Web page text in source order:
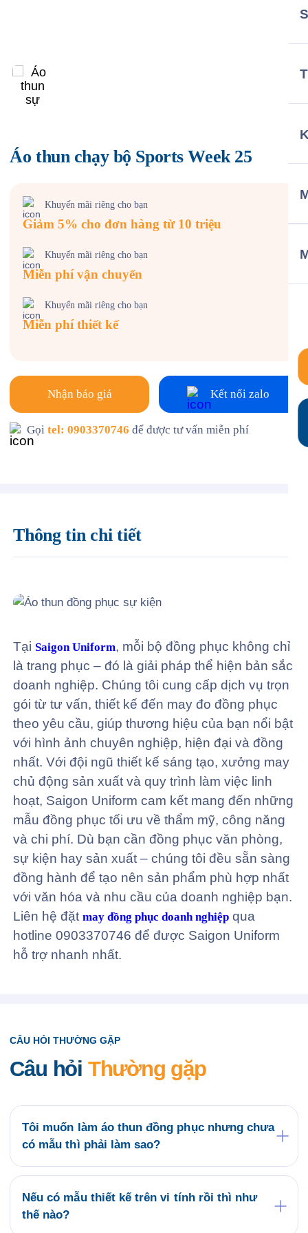
Áo thun chạy bộ Sports Week 25
Khuyến mãi riêng cho bạn
Giảm 5% cho đơn hàng từ 10 triệu
Khuyến mãi riêng cho bạn
Miễn phí vận chuyển
Khuyến mãi riêng cho bạn
Miễn phí thiết kế
Nhận báo giá Kết nối zalo
Gọitel: 0903370746 để được tư vấn miễn phí
Thông tin chi tiết
TạiSaigon Uniform, mỗi bộ đồng phục không chỉ
là trang phục – đó là giải pháp thể hiện bản sắc
doanh nghiệp. Chúng tôi cung cấp dịch vụ trọn
gói từ tư vấn, thiết kế đến may đo đồng phục
theo yêu cầu, giúp thương hiệu của bạn nổi bật
với hình ảnh chuyên nghiệp, hiện đại và đồng
nhất. Với đội ngũ thiết kế sáng tạo, xưởng may
chủ động sản xuất và quy trình làm việc linh
hoạt, Saigon Uniform cam kết mang đến những
mẫu đồng phục tối ưu về thẩm mỹ, công năng
và chi phí. Dù bạn cần đồng phục văn phòng,
sự kiện hay sản xuất – chúng tôi đều sẵn sàng
đồng hành để tạo nên sản phẩm phù hợp nhất
với văn hóa và nhu cầu của doanh nghiệp bạn.
Liên hệ đặtmay đồng phục doanh nghiệp qua
hotline 0903370746 để được Saigon Uniform
hỗ trợ nhanh nhất.
CÂU HỎI THƯỜNG GẶP
Câu hỏi Thường gặp
Tôi muốn làm áo thun đồng phục nhưng chưa
có mẫu thì phải làm sao?
phục có sẵn tại website saigonuniform.com hoặc
đến trực tiếp văn phòng Saigon Uniform tại địa chỉ
21/6 Lê Thị Hà, Thới Tam Thôn, Hóc Môn để lựa
Nếu có mẫu thiết kế trên vi tính rồi thì như
thế nào?